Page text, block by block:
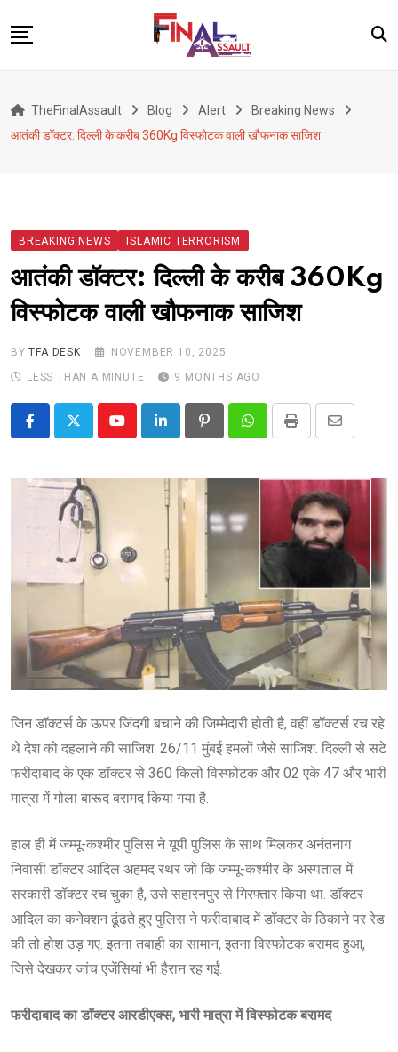
to
War
Alert
Viral
Classified
About Us
TheFinalAssault Blog Alert
Breaking News
आतंकी डॉक्टर: दिल्ली के करीब 360Kg विस्फोटक वाली खौफनाक साजिश
BREAKING NEWS ISLAMIC TERRORISM
आतंकी डॉक्टर: दिल्ली के करीब 360Kg
विस्फोटक वाली खौफनाक साजिश
BYTFA DESK
NOVEMBER 10, 2025
LESS THAN A MINUTE
9 MONTHS AGO
YoutubeLinkedIn PinterestWhatsappPrint
Share
Email
जिन डॉक्टर्स के ऊपर जिंदगी बचाने की जिम्मेदारी होती है, वहीं डॉक्टर्स रच रहे
थे देश को दहलाने की साजिश. 26/11 मुंबई हमलों जैसे साजिश. दिल्ली से सटे
फरीदाबाद के एक डॉक्टर से 360 किलो विस्फोटक और 02 एके 47 और भारी
मात्रा में गोला बारूद बरामद किया गया है.
हाल ही में जम्मू-कश्मीर पुलिस ने यूपी पुलिस के साथ मिलकर अनंतनाग
निवासी डॉक्टर आदिल अहमद रथर जो कि जम्मू-कश्मीर के अस्पताल में
सरकारी डॉक्टर रच चुका है, उसे सहारनपुर से गिरफ्तार किया था. डॉक्टर
आदिल का कनेक्शन ढूंढते हुए पुलिस ने फरीदाबाद में डॉक्टर के ठिकाने पर रेड
की तो होश उड़ गए. इतना तबाही का सामान, इतना विस्फोटक बरामद हुआ,
जिसे देखकर जांच एजेंसियां भी हैरान रह गईं.
फरीदाबाद का डॉक्टर आरडीएक्स, भारी मात्रा में विस्फोटक बरामद